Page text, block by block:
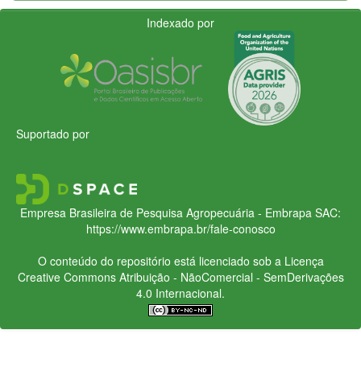
Indexado por
Suportado por
Empresa Brasileira de Pesquisa Agropecuária - Embrapa SAC:
https://www.embrapa.br/fale-conosco
O conteúdo do repositório está licenciado sob a Licença
Creative CommonsAtribuição - NãoComercial - SemDerivações
4.0 Internacional.